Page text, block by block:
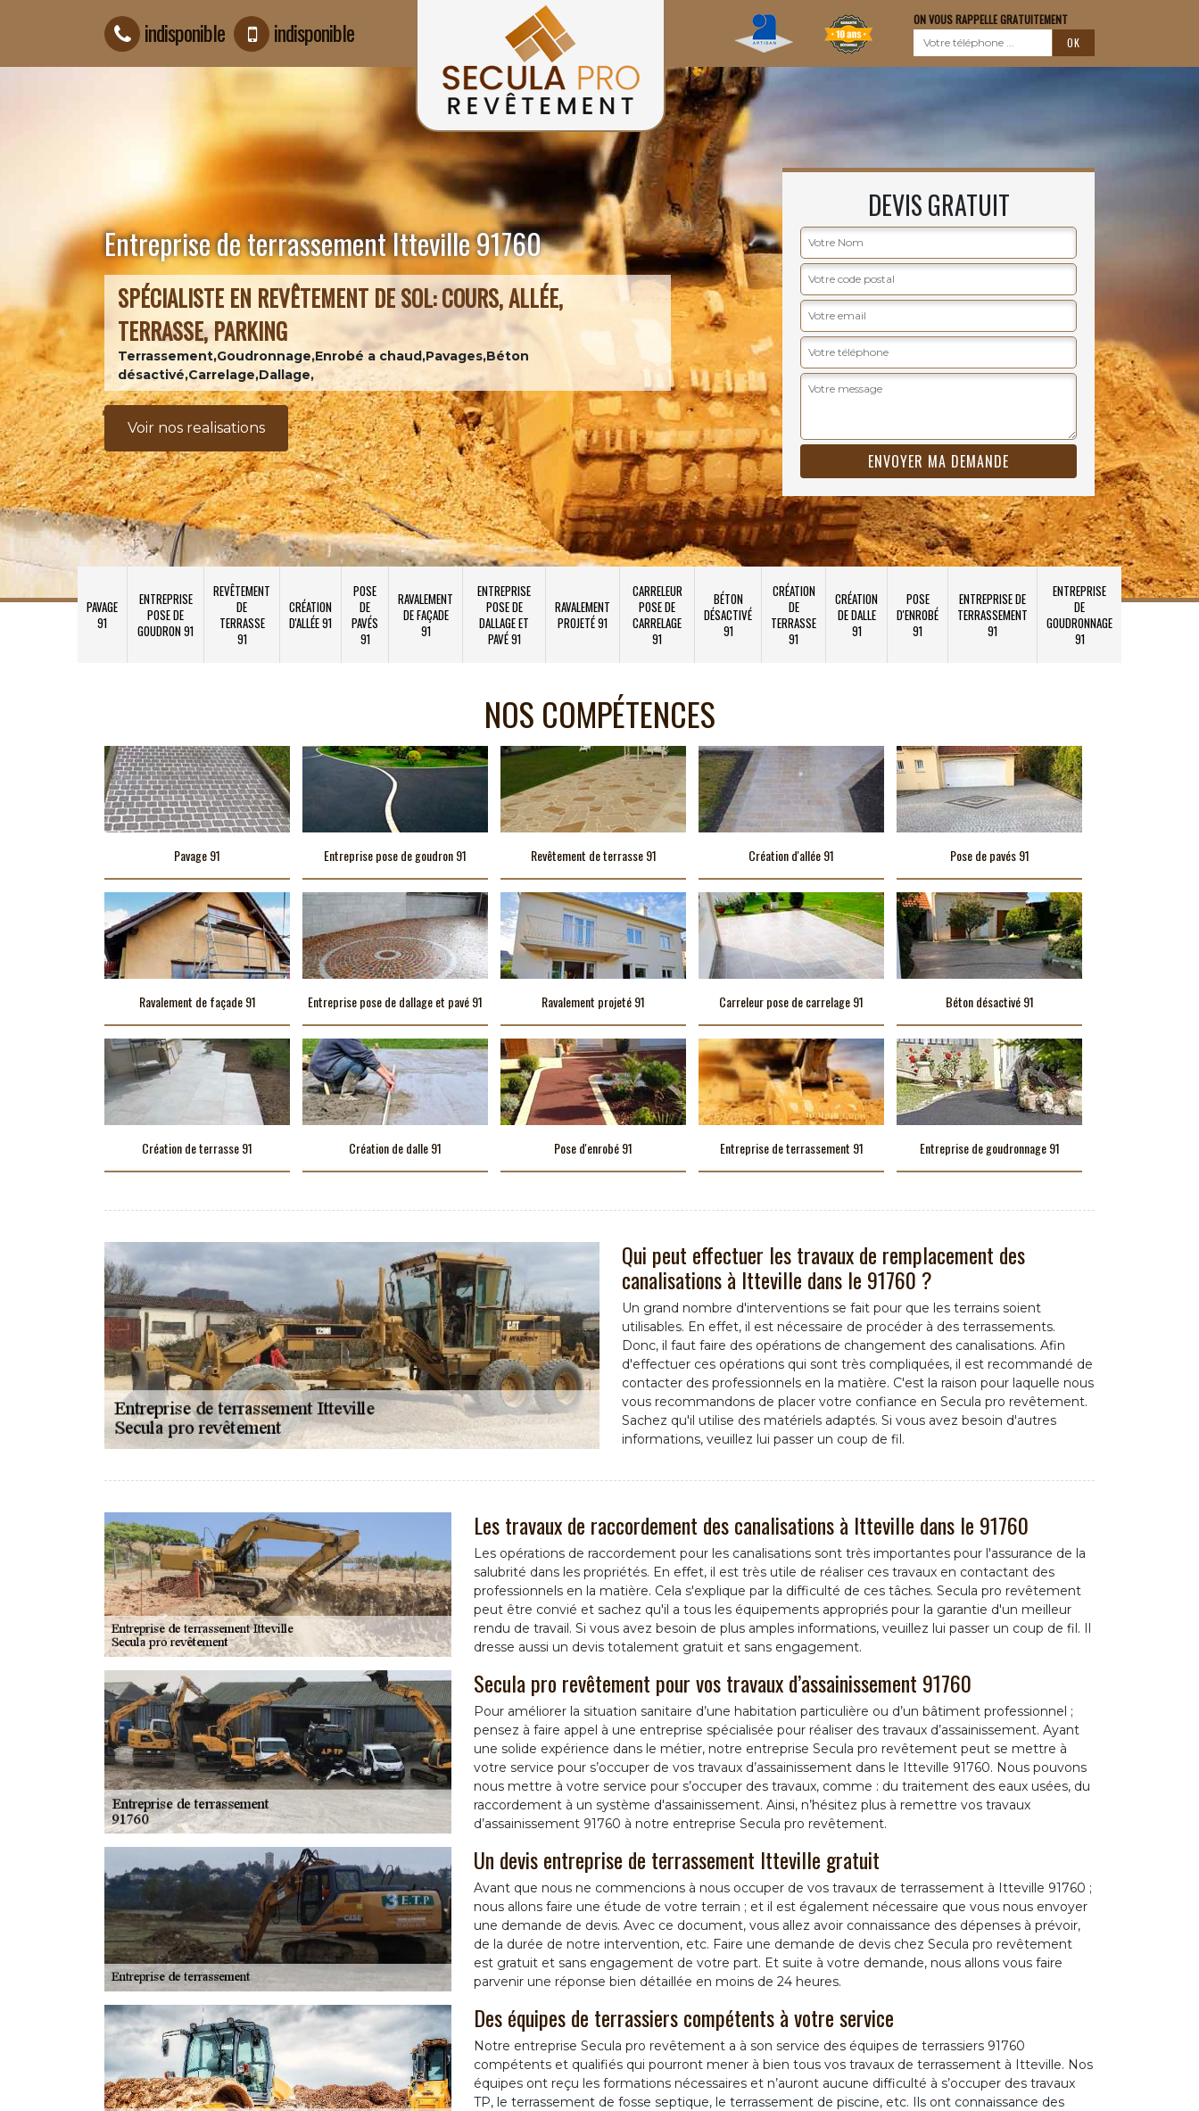
indisponible indisponible ON VOUS RAPPELLE GRATUITEMENT
Entreprise de terrassement Itteville 91760
SPÉCIALISTE EN REVÊTEMENT DE SOL: COURS, ALLÉE,
TERRASSE, PARKING
Terrassement,Goudronnage,Enrobé a chaud,Pavages,Béton
désactivé,Carrelage,Dallage,
Voir nos realisations
DEVIS GRATUIT
PAVAGE
91
ENTREPRISE
POSE DE
GOUDRON 91
REVÊTEMENT
DE
TERRASSE
91
CRÉATION
D'ALLÉE 91
POSE
DE
PAVÉS
91
RAVALEMENT
DE FAÇADE
91
ENTREPRISE
POSE DE
DALLAGE ET
PAVÉ 91
RAVALEMENT
PROJETÉ 91
CARRELEUR
POSE DE
CARRELAGE
91
BÉTON
DÉSACTIVÉ
91
CRÉATION
DE
TERRASSE
91
CRÉATION
DE DALLE
91
POSE
D'ENROBÉ
91
ENTREPRISE DE
TERRASSEMENT
91
ENTREPRISE
DE
GOUDRONNAGE
91
NOS COMPÉTENCES
Pavage 91 Entreprise pose de goudron 91 Revêtement de terrasse 91 Création d'allée 91 Pose de pavés 91
Ravalement de façade 91 Entreprise pose de dallage et pavé 91 Ravalement projeté 91 Carreleur pose de carrelage 91 Béton désactivé 91
Création de terrasse 91 Création de dalle 91 Pose d'enrobé 91 Entreprise de terrassement 91 Entreprise de goudronnage 91
Qui peut effectuer les travaux de remplacement des
canalisations à Itteville dans le 91760 ?
Un grand nombre d'interventions se fait pour que les terrains soient
utilisables. En effet, il est nécessaire de procéder à des terrassements.
Donc, il faut faire des opérations de changement des canalisations. Afin
d'effectuer ces opérations qui sont très compliquées, il est recommandé de
contacter des professionnels en la matière. C'est la raison pour laquelle nous
vous recommandons de placer votre confiance en Secula pro revêtement.
Sachez qu'il utilise des matériels adaptés. Si vous avez besoin d'autres
informations, veuillez lui passer un coup de fil.
Les travaux de raccordement des canalisations à Itteville dans le 91760
Les opérations de raccordement pour les canalisations sont très importantes pour l'assurance de la
salubrité dans les propriétés. En effet, il est très utile de réaliser ces travaux en contactant des
professionnels en la matière. Cela s'explique par la difficulté de ces tâches. Secula pro revêtement
peut être convié et sachez qu'il a tous les équipements appropriés pour la garantie d'un meilleur
rendu de travail. Si vous avez besoin de plus amples informations, veuillez lui passer un coup de fil. Il
dresse aussi un devis totalement gratuit et sans engagement.
Secula pro revêtement pour vos travaux d’assainissement 91760
Pour améliorer la situation sanitaire d’une habitation particulière ou d’un bâtiment professionnel ;
pensez à faire appel à une entreprise spécialisée pour réaliser des travaux d’assainissement. Ayant
une solide expérience dans le métier, notre entreprise Secula pro revêtement peut se mettre à
votre service pour s’occuper de vos travaux d’assainissement dans le Itteville 91760. Nous pouvons
nous mettre à votre service pour s’occuper des travaux, comme : du traitement des eaux usées, du
raccordement à un système d'assainissement. Ainsi, n’hésitez plus à remettre vos travaux
d’assainissement 91760 à notre entreprise Secula pro revêtement.
Un devis entreprise de terrassement Itteville gratuit
Avant que nous ne commencions à nous occuper de vos travaux de terrassement à Itteville 91760 ;
nous allons faire une étude de votre terrain ; et il est également nécessaire que vous nous envoyer
une demande de devis. Avec ce document, vous allez avoir connaissance des dépenses à prévoir,
de la durée de notre intervention, etc. Faire une demande de devis chez Secula pro revêtement
est gratuit et sans engagement de votre part. Et suite à votre demande, nous allons vous faire
parvenir une réponse bien détaillée en moins de 24 heures.
Des équipes de terrassiers compétents à votre service
Notre entreprise Secula pro revêtement a à son service des équipes de terrassiers 91760
compétents et qualifiés qui pourront mener à bien tous vos travaux de terrassement à Itteville. Nos
équipes ont reçu les formations nécessaires et n’auront aucune difficulté à s’occuper des travaux
TP, le terrassement de fosse septique, le terrassement de piscine, etc. Ils ont connaissance des